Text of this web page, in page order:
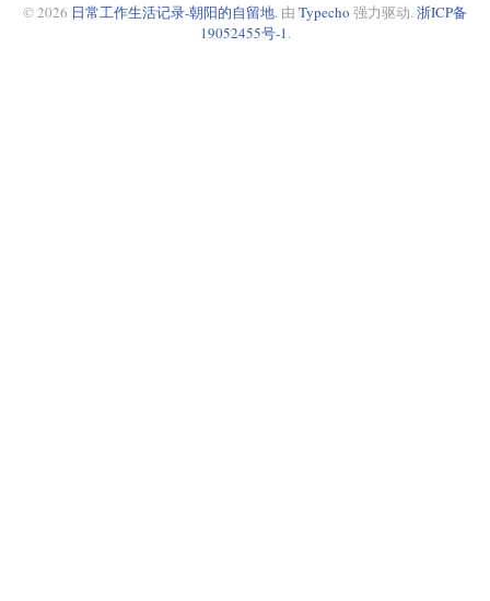
© 2026 日常工作生活记录-朝阳的自留地. 由 Typecho 强力驱动. 浙ICP备
19052455号-1.